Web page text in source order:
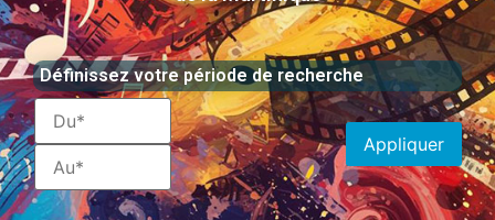
Définissez votre période de recherche
Appliquer